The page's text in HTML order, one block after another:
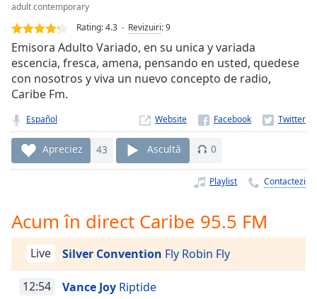
Loaded:
0.00%
Stream
TypeLIVE
Seek to
currently
live LIVE
Remaining
Time-
Rate
Chapters
adult contemporary
Rating:4.3 Revizuiri:9
Emisora Adulto Variado, en su unica y variada
escencia, fresca, amena, pensando en usted, quedese
con nosotros y viva un nuevo concepto de radio,
Caribe Fm.
Español Website
Apreciez 43 Ascultă 0
Playlist Contactezi
Acum în direct Caribe 95.5 FM
Live Silver Convention Fly Robin Fly
12:54 Vance Joy Riptide